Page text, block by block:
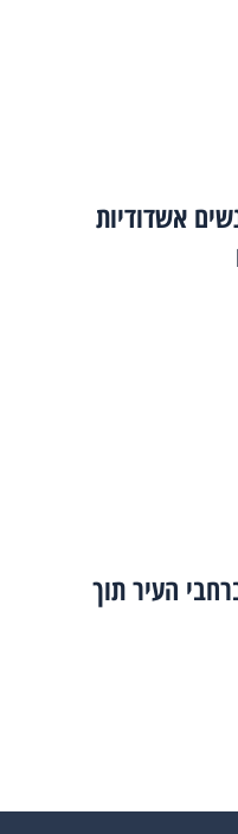
ירוק' 2023: הנשים אשדודיות
תאונות ברחבי העיר תוך